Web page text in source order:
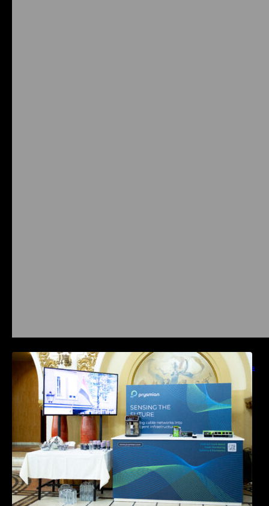
Prysmian aduce la COMM26 tehnologii de
sensing si Digital Energy pentru monitorizarea
in timp real a infrastrucrutilor critice